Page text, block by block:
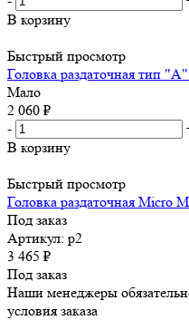
В корзину
Быстрый просмотр
Головка раздаточная тип
Мало
2 060 ₽
-
В корзину
Быстрый просмотр
Головка раздаточная Micro
Под заказ
Артикул: р2
3 465 ₽
Под заказ
Наши менеджеры
условия заказа